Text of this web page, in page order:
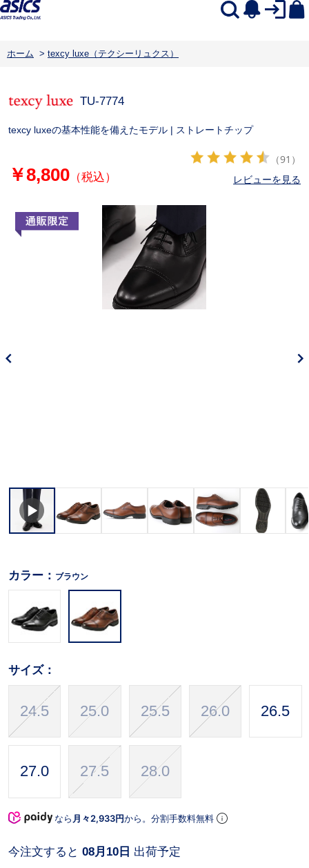
ホーム > texcy luxe（テクシーリュクス）
TU-7774
texcy luxeの基本性能を備えたモデル | ストレートチップ
￥8,800（税込）
（91）
レビューを見る
カラー： ブラウン
サイズ：
24.5 25.0 25.5 26.0 26.5
27.0 27.5 28.0
なら 月々2,933円から。分割手数料無料
今注文すると 08月10日 出荷予定